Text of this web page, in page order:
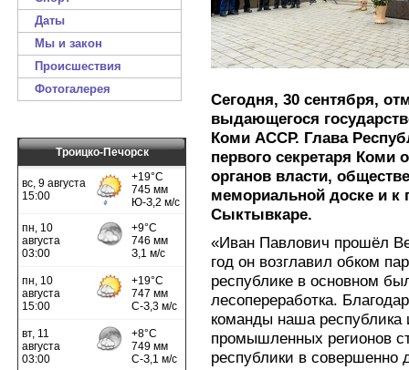
Даты
Мы и закон
Происшествия
Фотогалерея
Троицко-Печорск
Сегодня, 30 сентября,
выдающегося
Коми АССР. Глава
первого секретаря Коми
органов власти,
мемориальной доске и к
Сыктывкаре.
«Иван Павлович прошёл
год он возглавил обком
республике в основном
лесопереработка.
команды наша
промышленных регионов
республики в совершенно